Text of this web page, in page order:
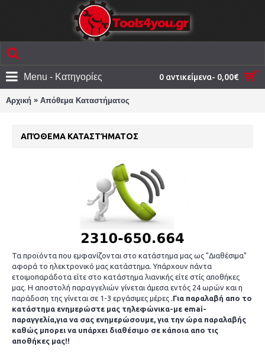
0 αντικείμενα- 0,00€
Menu - Κατηγορίες
Αρχική » Απόθεμα Καταστήματος
ΑΠΌΘΕΜΑ ΚΑΤΑΣΤΉΜΑΤΟΣ
Τα προϊόντα που εμφανίζονται στο κατάστημα μας ως "Διαθέσιμα"
αφορά το ηλεκτρονικό μας κατάστημα. Υπάρχουν πάντα
ετοιμοπαράδοτα είτε στο κατάστημα λιανικής είτε στίς αποθήκες
μας. Η αποστολή παραγγελιών γίνεται άμεσα εντός 24 ωρών και η
παράδοση της γίνεται σε 1-3 εργάσιμες μέρες .Για παραλαβή απο το
κατάστημα ενημερώστε μας τηλεφώνικα-με emai-
παραγγελία,για να σας ενημερώσουμε, για την ώρα παραλαβής
καθώς μπορει να υπάρχει διαθέσιμο σε κάποια απο τις
αποθήκες μας!!